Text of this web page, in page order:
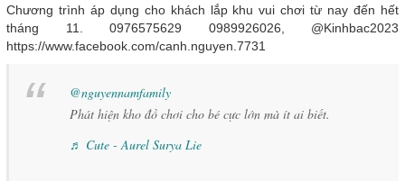
Chương trình áp dụng cho khách lắp khu vui chơi từ nay đến hết
tháng 11. 0976575629 0989926026, @Kinhbac2023
https://www.facebook.com/canh.nguyen.7731
@nguyennamfamily
Phát hiện kho đồ chơi cho bé cực lớn mà ít ai biết.
♬ Cute - Aurel Surya Lie